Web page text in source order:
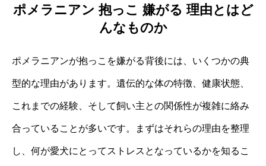
ポメラニアン 抱っこ 嫌がる 理由とはど
んなものか
ポメラニアンが抱っこを嫌がる背後には、いくつかの典
型的な理由があります。遺伝的な体の特徴、健康状態、
これまでの経験、そして飼い主との関係性が複雑に絡み
合っていることが多いです。まずはそれらの理由を整理
し、何が愛犬にとってストレスとなっているかを知るこ